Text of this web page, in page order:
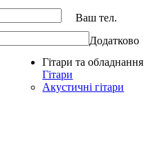
Ваш тел.
Додатково
Україні
Гітари та обладнання
Гітари
Акустичні гітари